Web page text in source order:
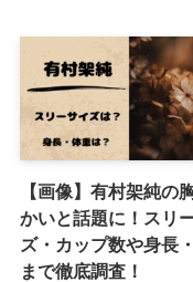
【画像】有村架純の
かいと話題に！スリ
ズ・カップ数や身長
まで徹底調査！